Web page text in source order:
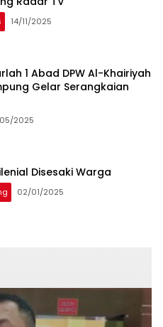
14/11/2025
1 Abad DPW Al-Khairiyah
Gelar Serangkaian
2025
Disesaki Warga
02/01/2025